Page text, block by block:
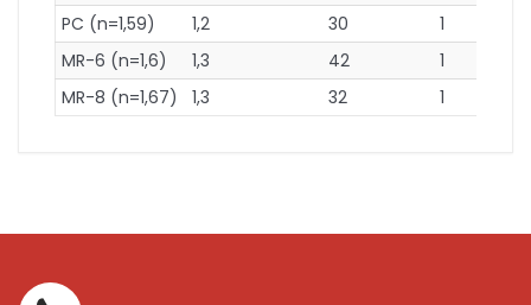
PC (n=1,59)
1,2 30
1
MR-6 (n=1,6)
1,3 42
1
MR-8 (n=1,67)
1,3 32 1